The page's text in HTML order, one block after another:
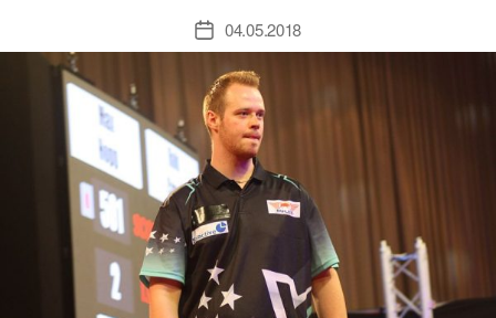
Veröffentlichungsdatum
04.05.2018